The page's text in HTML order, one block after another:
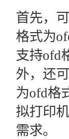
首先，
格式为
支持ofd
外，还
为ofd格
拟打印
需求。